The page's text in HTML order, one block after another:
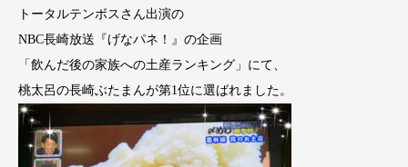
トータルテンボスさん出演の
NBC長崎放送『げなパネ！』の企画
「飲んだ後の家族への土産ランキング」にて、
桃太呂の長崎ぶたまんが第1位に選ばれました。